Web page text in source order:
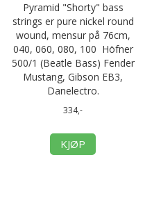
Pyramid "Shorty" bass
strings er pure nickel round
wound, mensur på 76cm,
040, 060, 080, 100 Höfner
500/1 (Beatle Bass) Fender
Mustang, Gibson EB3,
Danelectro.
334,-
KJØP